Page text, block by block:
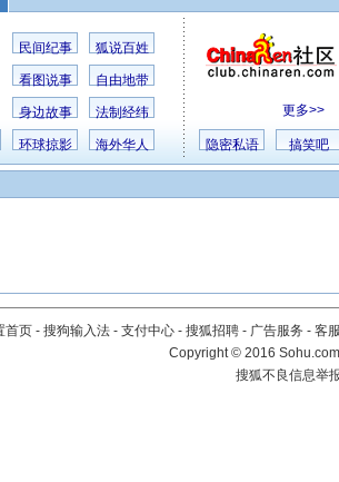
民间纪事 狐说百姓
看图说事 自由地带
身边故事 法制经纬
环球掠影 海外华人
更多>>
隐密私语 搞笑吧
首页 - 搜狗输入法 - 支付中心 - 搜狐招聘 - 广告服务 - 客
Copyright©2016
搜狐不良信息举